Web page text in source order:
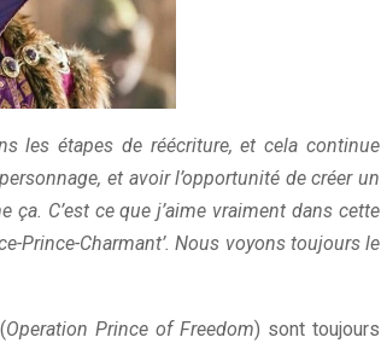
les étapes de réécriture, et cela continue
et avoir l’opportunité de créer un
C’est ce que j’aime vraiment dans cette
Prince-Charmant’. Nous voyons toujours le
(Operation Prince of Freedom) sont toujours